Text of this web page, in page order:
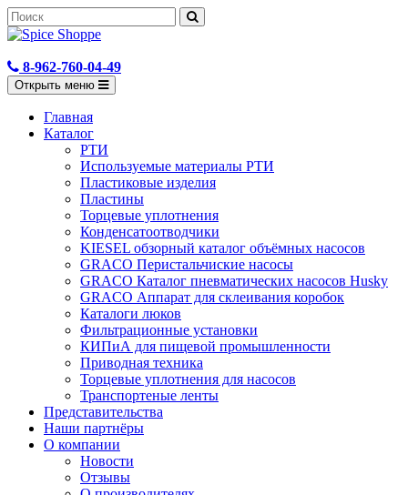
8-962-760-04-49
Открыть меню
Главная
Каталог
РТИ
Используемые материалы РТИ
Пластиковые изделия
Пластины
Торцевые уплотнения
Конденсатоотводчики
KIESEL обзорный каталог объёмных насосов
GRACO Перистальчиские насосы
GRACO Каталог пневматических насосов Husky
GRACO Аппарат для склеивания коробок
Каталоги люков
Фильтрационные установки
КИПиА для пищевой промышленности
Приводная техника
Торцевые уплотнения для насосов
Транспортеные ленты
Представительства
Наши партнёры
О компании
Новости
Отзывы